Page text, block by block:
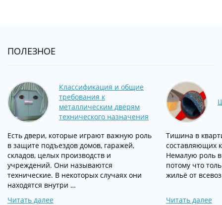
ПОЛЕЗНОЕ
Классификация и общие
требования к
металлическим дверям
технического назначения
Есть двери, которые играют важную роль
в защите подъездов домов, гаражей,
складов, целых производств и
учреждений. Они называются
технические. В некоторых случаях они
находятся внутри …
Читать далее
Тишина в
составляющих
Немалую роль в
потому что
жильё от
Читать далее